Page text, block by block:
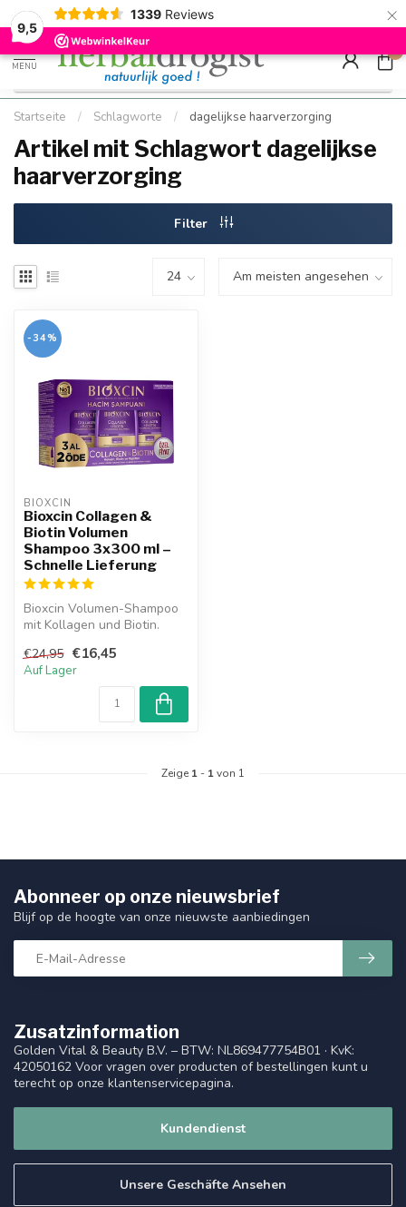
9,5
1339 Reviews ×
Kostenloser DE-Versand ab Mindestbestellwert |
Schnell geliefert
Minimum
Hızlı
MENU
0
Startseite / Schlagworte / dagelijkse haarverzorging
Artikel mit Schlagwort dagelijkse
haarverzorging
Filter
-34%
BIOXCIN
Bioxcin Collagen &
Biotin Volumen
Shampoo 3x300 ml –
Schnelle Lieferung
Bioxcin Volumen-Shampoo
mit Kollagen und Biotin.
Garantie, s...
€24,95 €16,45
Auf Lager
Zeige 1 - 1von 1
Zusatzinformation
Golden Vital & Beauty B.V. – BTW: NL869477754B01 · KvK:
42050162 Voor vragen over producten of bestellingen kunt u
terecht op onze klantenservicepagina.
Kundendienst
Unsere Geschäfte Ansehen
Abonneer op onze nieuwsbrief
Blijf op de hoogte van onze nieuwste aanbiedingen